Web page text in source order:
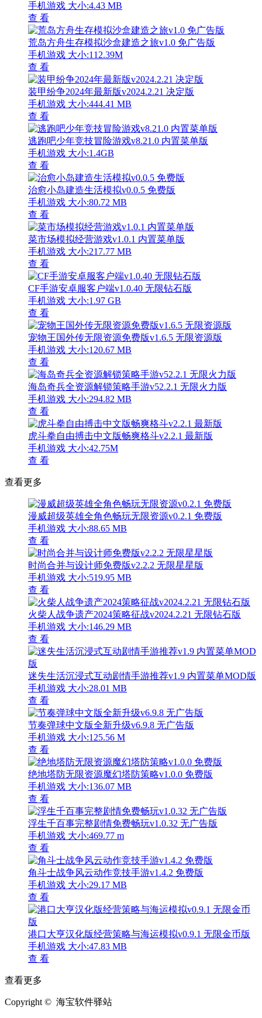
手机游戏 大小:4.43 MB
查 看
荒岛方舟生存模拟沙盒建造之旅v1.0 免广告版
手机游戏 大小:112.39M
查 看
装甲纷争2024年最新版v2024.2.21 决定版
手机游戏 大小:444.41 MB
查 看
逃跑吧少年竞技冒险游戏v8.21.0 内置菜单版
手机游戏 大小:1.4GB
查 看
治愈小岛建造生活模拟v0.0.5 免费版
手机游戏 大小:80.72 MB
查 看
菜市场模拟经营游戏v1.0.1 内置菜单版
手机游戏 大小:217.77 MB
查 看
CF手游安卓服客户端v1.0.40 无限钻石版
手机游戏 大小:1.97 GB
查 看
宠物王国外传无限资源免费版v1.6.5 无限资源版
手机游戏 大小:120.67 MB
查 看
海岛奇兵全资源解锁策略手游v52.2.1 无限火力版
手机游戏 大小:294.82 MB
查 看
虎斗拳自由搏击中文版畅爽格斗v2.2.1 最新版
手机游戏 大小:42.75M
查 看
查看更多
漫威超级英雄全角色畅玩无限资源v0.2.1 免费版
手机游戏 大小:88.65 MB
查 看
时尚合并与设计师免费版v2.2.2 无限星星版
手机游戏 大小:519.95 MB
查 看
火柴人战争遗产2024策略征战v2024.2.21 无限钻石版
手机游戏 大小:146.29 MB
查 看
迷失生活沉浸式互动剧情手游推荐v1.9 内置菜单MOD版
手机游戏 大小:28.01 MB
查 看
节奏弹球中文版全新升级v6.9.8 无广告版
手机游戏 大小:125.56 M
查 看
绝地塔防无限资源魔幻塔防策略v1.0.0 免费版
手机游戏 大小:136.07 MB
查 看
浮生千百事完整剧情免费畅玩v1.0.32 无广告版
手机游戏 大小:469.77 m
查 看
角斗士战争风云动作竞技手游v1.4.2 免费版
手机游戏 大小:29.17 MB
查 看
港口大亨汉化版经营策略与海运模拟v0.9.1 无限金币版
手机游戏 大小:47.83 MB
查 看
查看更多
Copyright © 海宝软件驿站